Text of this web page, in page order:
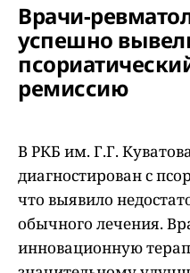
Врачи-
успешно
ремиссию
В РКБ им. Г.Г.
диагностирован с
что выявило
обычного лечения.
инновационную